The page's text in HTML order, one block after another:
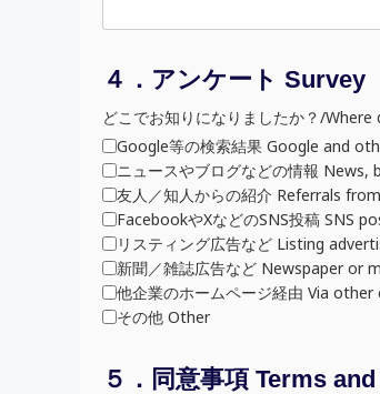
４．アンケート Survey
どこでお知りになりましたか？/
Google等の検索結果 Google and
ニュースやブログなどの情報 News,
友人／知人からの紹介 Referrals
FacebookやXなどのSNS投稿 SNS
リスティング広告など Listing
新聞／雑誌広告など Newspaper or
他企業のホームページ経由 Via
その他 Other
５．同意事項 Terms